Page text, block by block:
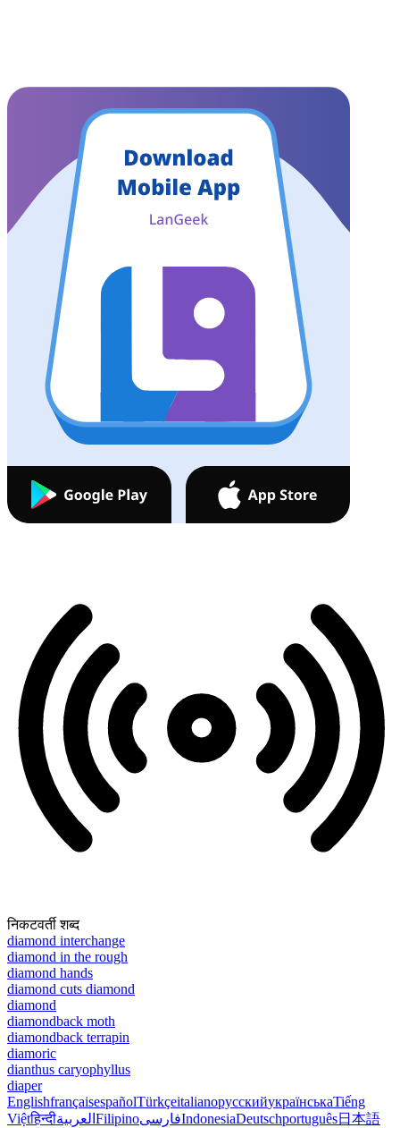
निकटवर्ती शब्द
diamond interchange
diamond in the rough
diamond hands
diamond cuts diamond
diamond
diamondback moth
diamondback terrapin
diamoric
dianthus caryophyllus
diaper
EnglishfrançaisespañolTürkçeitalianoрусскийукраїнськаTiếng
Việtहिन्दीالعربية FilipinoفارسیIndonesiaDeutschportuguês日本語